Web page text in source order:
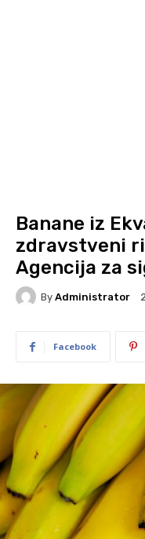
Banane iz
zdravstveni
Agencija za
By Administrator
Facebook